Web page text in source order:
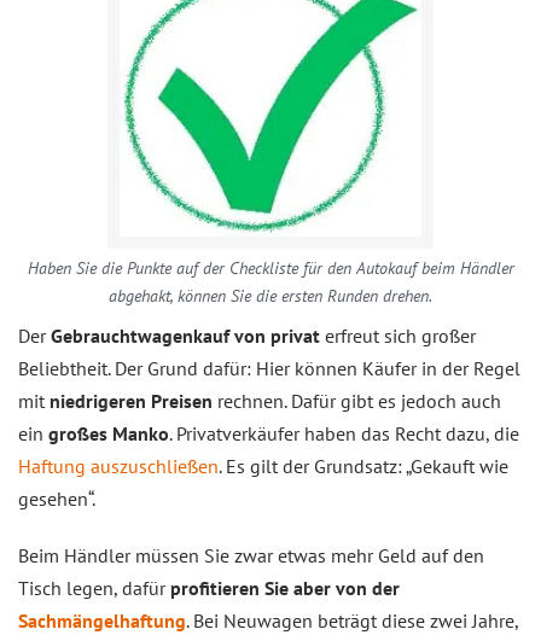
Haben Sie die Punkte auf der Checkliste für den Autokauf beim Händler
abgehakt, können Sie die ersten Runden drehen.
DerGebrauchtwagenkauf von privat erfreut sich großer
Beliebtheit. Der Grund dafür: Hier können Käufer in der Regel
mit niedrigeren Preisen rechnen. Dafür gibt es jedoch auch
ein großes Manko. Privatverkäufer haben das Recht dazu, die
Haftung auszuschließen. Es gilt der Grundsatz: „Gekauft wie
gesehen“.
Beim Händler müssen Sie zwar etwas mehr Geld auf den
Tisch legen, dafür profitieren Sie aber von der
Sachmängelhaftung. Bei Neuwagen beträgt diese zwei Jahre,